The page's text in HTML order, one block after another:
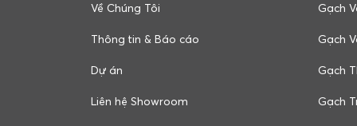
Về Chúng Tôi
Thông tin & Báo cáo
Dự án
Liên hệ Showroom
Gạch
Gạch
Gạch
Gạch